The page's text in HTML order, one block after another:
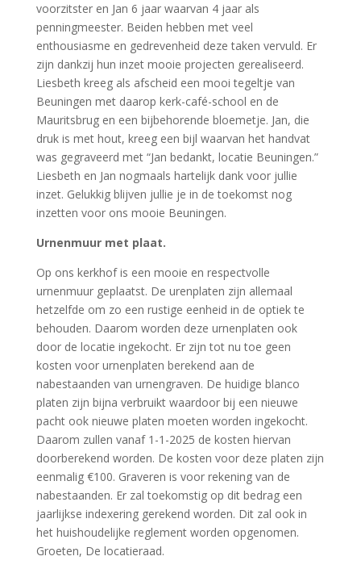
voorzitster en Jan 6 jaar waarvan 4 jaar als
penningmeester. Beiden hebben met veel
enthousiasme en gedrevenheid deze taken vervuld. Er
zijn dankzij hun inzet mooie projecten gerealiseerd.
Liesbeth kreeg als afscheid een mooi tegeltje van
Beuningen met daarop kerk-café-school en de
Mauritsbrug en een bijbehorende bloemetje. Jan, die
druk is met hout, kreeg een bijl waarvan het handvat
was gegraveerd met “Jan bedankt, locatie Beuningen.”
Liesbeth en Jan nogmaals hartelijk dank voor jullie
inzet. Gelukkig blijven jullie je in de toekomst nog
inzetten voor ons mooie Beuningen.
Urnenmuur met plaat.
Op ons kerkhof is een mooie en respectvolle
urnenmuur geplaatst. De urenplaten zijn allemaal
hetzelfde om zo een rustige eenheid in de optiek te
behouden. Daarom worden deze urnenplaten ook
door de locatie ingekocht. Er zijn tot nu toe geen
kosten voor urnenplaten berekend aan de
nabestaanden van urnengraven. De huidige blanco
platen zijn bijna verbruikt waardoor bij een nieuwe
pacht ook nieuwe platen moeten worden ingekocht.
Daarom zullen vanaf 1-1-2025 de kosten hiervan
doorberekend worden. De kosten voor deze platen zijn
eenmalig €100. Graveren is voor rekening van de
nabestaanden. Er zal toekomstig op dit bedrag een
jaarlijkse indexering gerekend worden. Dit zal ook in
het huishoudelijke reglement worden opgenomen.
Groeten, De locatieraad.